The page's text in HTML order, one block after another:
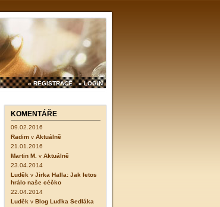
» LOGIN
» REGISTRACE
KOMENTÁŘE
09.02.2016
Radim v Aktuálně
21.01.2016
Martin M. v Aktuálně
23.04.2014
Luděk v Jirka Halla: Jak letos
hrálo naše céčko
22.04.2014
Luděk v Blog Luďka Sedláka